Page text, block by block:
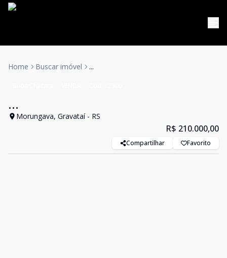
Home Buscar imóvel ...
...
Morungava, Gravataí - RS
R$ 210.000,00
Compartilhar Favorito